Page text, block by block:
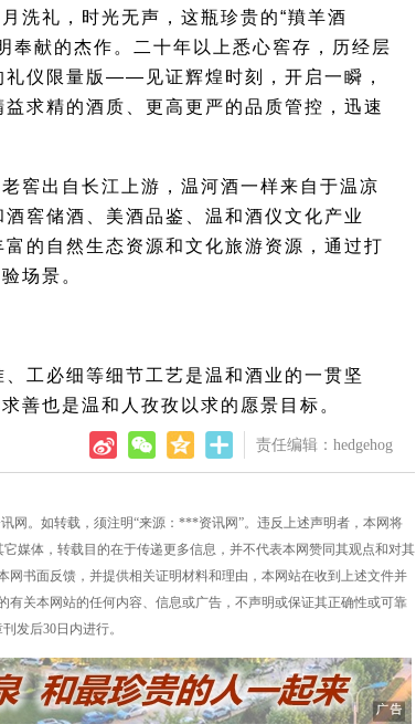
洗礼，时光无声，这瓶珍贵的“羵羊酒
奉献的杰作。二十年以上悉心窖存，历经层
礼仪限量版——见证辉煌时刻，开启一瞬，
求精的酒质、更高更严的品质管控，迅速
窖出自长江上游，温河酒一样来自于温凉
窖储酒、美酒品鉴、温和酒仪文化产业
的自然生态资源和文化旅游资源，通过打
场景。
工必细等细节工艺是温和酒业的一贯坚
善也是温和人孜孜以求的愿景目标。
责任编辑：hedgehog
网。如转载，须注明“来源：***资讯网”。违反上述声明者，本网将
媒体，转载目的在于传递更多信息，并不代表本网赞同其观点和对其
书面反馈，并提供相关证明材料和理由，本网站在收到上述文件并
关本网站的任何内容、信息或广告，不声明或保证其正确性或可靠
发后30日内进行。